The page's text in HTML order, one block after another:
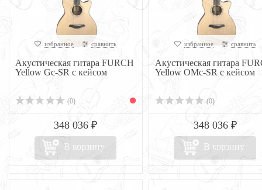
избранное сравнить
Акустическая гитара FURCH
Yellow Gc-SR с кейсом
(0)
348 036 ₽
В корзину
избранное сравнить
Акустическая гитара
Yellow OMc-SR с кейсом
(0)
348 036 ₽
В корзину